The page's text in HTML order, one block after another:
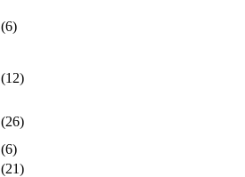
(6)
(12)
(26)
(6)
(21)